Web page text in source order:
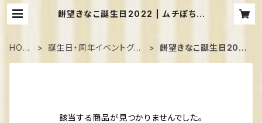
餅望きなこ誕生日2022 | ムチぽちゃ
HOM
誕生日・周年イベントグッ
餅望きなこ誕生日202
該当する商品が見つかりませんでした。